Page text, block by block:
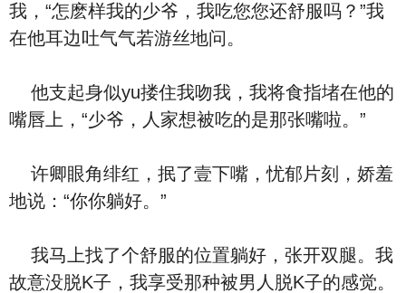
我，“怎麽样我的少爷，我吃您您还舒服吗？”我
在他耳边吐气气若游丝地问。
他支起身似yu搂住我吻我，我将食指堵在他的
嘴唇上，“少爷，人家想被吃的是那张嘴啦。”
许卿眼角绯红，抿了壹下嘴，忧郁片刻，娇羞
地说：“你你躺好。”
我马上找了个舒服的位置躺好，张开双腿。我
故意没脱K子，我享受那种被男人脱K子的感觉。